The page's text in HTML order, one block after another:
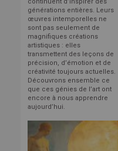
générations entières. Leurs
œuvres intemporelles ne
sont pas seulement de
magnifiques créations
artistiques : elles
transmettent des leçons de
précision, d’émotion et de
créativité toujours actuelles.
Découvrons ensemble ce
que ces génies de l’art ont
encore à nous apprendre
aujourd’hui.